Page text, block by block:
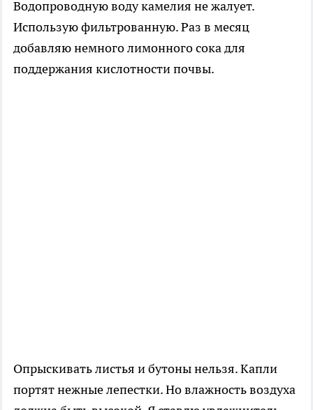
Водопроводную воду камелия не жалует.
Использую фильтрованную. Раз в месяц
добавляю немного лимонного сока для
поддержания кислотности почвы.
Опрыскивать листья и бутоны нельзя. Капли
портят нежные лепестки. Но влажность воздуха